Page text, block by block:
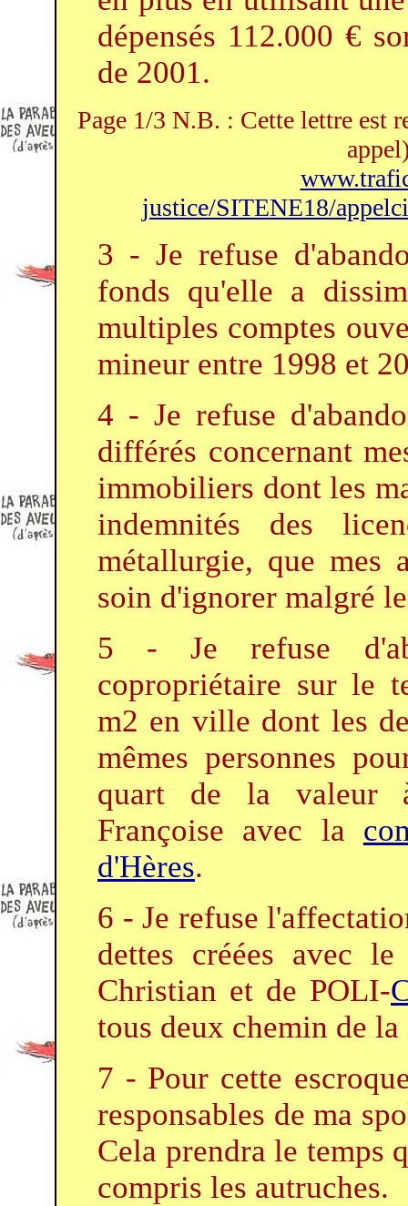
dépensés 112.000 €
de 2001.
Page 1/3 N.B. : Cette lettre est
justice/SITENE18/
3 - Je refuse
fonds qu'elle a
multiples comptes
mineur entre 1998 et
4 - Je refuse
différés concernant
immobiliers dont les
indemnités des
métallurgie, que mes
soin d'ignorer malgré
5 - Je refuse
copropriétaire sur le
m2 en ville dont les
mêmes personnes
quart de la
Françoise avec la
d'Hères.
6 - Je refuse
dettes créées avec
Christian et de POLI-
tous deux chemin de
7 - Pour cette
responsables de ma
Cela prendra le temps
compris les autruches.